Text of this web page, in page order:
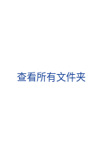
查看所有文件夹